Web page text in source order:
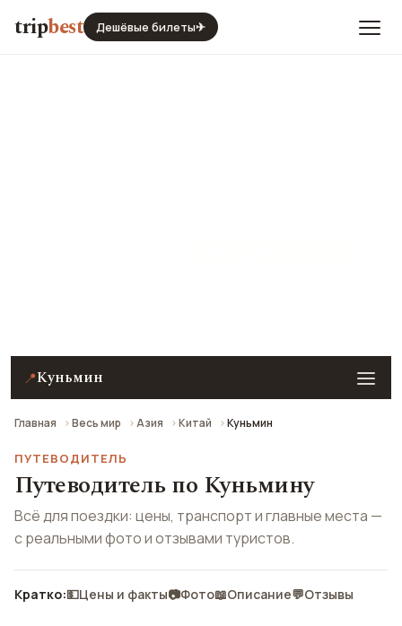
tripbest Дешёвые билеты✈
📍Куньмин
Главная Весь мир Азия Китай Куньмин
ПУТЕВОДИТЕЛЬ
Путеводитель по Куньмину
Всё для поездки: цены, транспорт и главные места —
с реальными фото и отзывами туристов.
Кратко:💵Цены и факты📷Фото📖Описание💬Отзывы